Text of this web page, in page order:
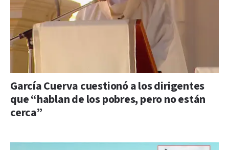
García Cuerva cuestionó a los dirigentes
que “hablan de los pobres, pero no están
cerca”